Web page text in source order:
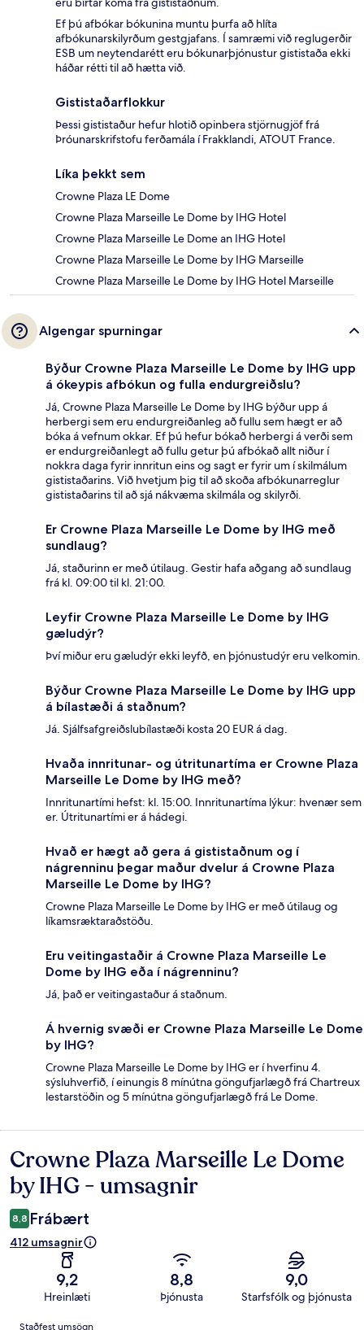
Ef þú afbókar bókunina muntu þurfa að hlíta
afbókunarskilyrðum gestgjafans. Í samræmi við reglugerðir
ESB um neytendarétt eru bókunarþjónustur gististaða ekki
háðar rétti til að hætta við.
Gististaðarflokkur
Þessi gististaður hefur hlotið opinbera stjörnugjöf frá
Þróunarskrifstofu ferðamála í Frakklandi, ATOUT France.
Líka þekkt sem
Crowne Plaza LE Dome
Crowne Plaza Marseille Le Dome by IHG Hotel
Crowne Plaza Marseille Le Dome an IHG Hotel
Crowne Plaza Marseille Le Dome by IHG Marseille
Crowne Plaza Marseille Le Dome by IHG Hotel Marseille
Algengar spurningar
Býður Crowne Plaza Marseille Le Dome by IHG upp
á ókeypis afbókun og fulla endurgreiðslu?
Já, Crowne Plaza Marseille Le Dome by IHG býður upp á
herbergi sem eru endurgreiðanleg að fullu sem hægt er að
bóka á vefnum okkar. Ef þú hefur bókað herbergi á verði sem
er endurgreiðanlegt að fullu getur þú afbókað allt niður í
nokkra daga fyrir innritun eins og sagt er fyrir um í skilmálum
gististaðarins. Við hvetjum þig til að skoða afbókunarreglur
gististaðarins til að sjá nákvæma skilmála og skilyrði.
Er Crowne Plaza Marseille Le Dome by IHG með
sundlaug?
Já, staðurinn er með útilaug. Gestir hafa aðgang að sundlaug
frá kl. 09:00 til kl. 21:00.
Leyfir Crowne Plaza Marseille Le Dome by IHG
gæludýr?
Því miður eru gæludýr ekki leyfð, en þjónustudýr eru velkomin.
Býður Crowne Plaza Marseille Le Dome by IHG upp
á bílastæði á staðnum?
Já. Sjálfsafgreiðslubílastæði kosta 20 EUR á dag.
Hvaða innritunar- og útritunartíma er Crowne Plaza
Marseille Le Dome by IHG með?
Innritunartími hefst: kl. 15:00. Innritunartíma lýkur: hvenær sem
er. Útritunartími er á hádegi.
Hvað er hægt að gera á gististaðnum og í
nágrenninu þegar maður dvelur á Crowne Plaza
Marseille Le Dome by IHG?
Crowne Plaza Marseille Le Dome by IHG er með útilaug og
líkamsræktaraðstöðu.
Eru veitingastaðir á Crowne Plaza Marseille Le
Dome by IHG eða í nágrenninu?
Já, það er veitingastaður á staðnum.
Á hvernig svæði er Crowne Plaza Marseille Le Dome
by IHG?
Crowne Plaza Marseille Le Dome by IHG er í hverfinu 4.
sýsluhverfið, í einungis 8 mínútna göngufjarlægð frá Chartreux
lestarstöðin og 5 mínútna göngufjarlægð frá Le Dome.
Umsagnir
Crowne Plaza Marseille Le Dome
by IHG - umsagnir
8,8 Frábært
412 umsagnir
9,2
Hreinlæti
8,8
Þjónusta
9,0
Starfsfólk og þjónusta
Umsagnir
Staðfest umsögn